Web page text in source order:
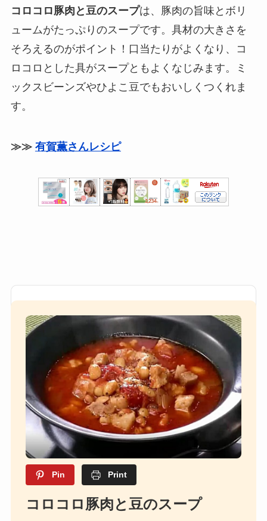
コロコロ豚肉と豆のスープは、豚肉の旨味とボリ
ュームがたっぷりのスープです。具材の大きさを
そろえるのがポイント！口当たりがよくなり、コ
ロコロとした具がスープともよくなじみます。ミ
ックスビーンズやひよこ豆でもおいしくつくれま
す。
≫≫ 有賀薫さんレシピ
Pin Print
コロコロ豚肉と豆のスープ